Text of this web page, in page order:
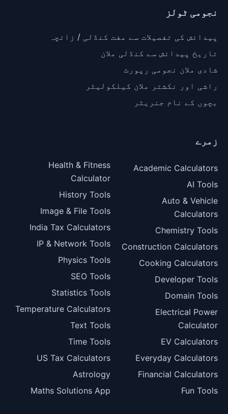
نجومی ٹولز
پیدائش کی تفصیلات سے مفت کنڈلی / زائچہ
تاریخ پیدائش سے کنڈلی ملان
شادی ملان نجومی رپورٹ
راشی اور نکشتر ملان کیلکولیٹر
بچوں کے نام جنریٹر
زمرے
Academic Calculators
AI Tools
Auto & Vehicle
Calculators
Chemistry Tools
Construction Calculators
Cooking Calculators
Developer Tools
Domain Tools
Electrical Power
Calculator
EV Calculators
Everyday Calculators
Financial Calculators
Fun Tools
Health & Fitness
Calculator
History Tools
Image & File Tools
India Tax Calculators
IP & Network Tools
Physics Tools
SEO Tools
Statistics Tools
Temperature Calculators
Text Tools
Time Tools
US Tax Calculators
Astrology
Maths Solutions App